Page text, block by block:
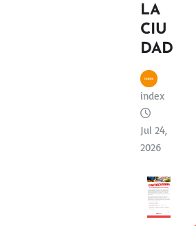
LA
CIU
DAD
index
Jul 24,
2026